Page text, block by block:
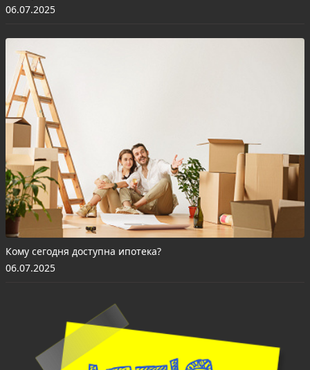
06.07.2025
Кому сегодня доступна ипотека?
06.07.2025